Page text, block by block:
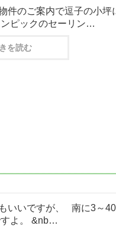
件のご案内で逗子の小
ピックのセーリン…
を読む
いいですが、 南に3～
よ。 &nb…